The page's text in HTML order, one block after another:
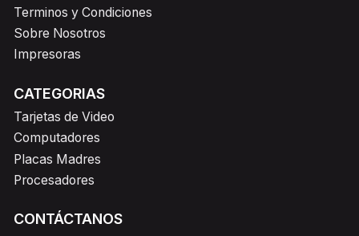
Terminos y Condiciones
Sobre Nosotros
Impresoras
CATEGORIAS
Tarjetas de Video
Computadores
Placas Madres
Procesadores
CONTÁCTANOS